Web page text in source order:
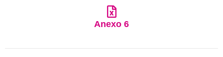
Anexo 6